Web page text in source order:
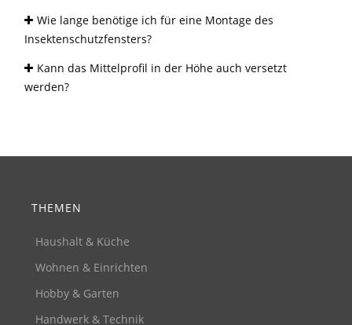
Wie lange benötige ich für eine Montage des
Insektenschutzfensters?
Kann das Mittelprofil in der Höhe auch versetzt
werden?
THEMEN
Haushalt & Küche
Wohnen & Einrichten
Hobby & Garten
Handwerk & Technik